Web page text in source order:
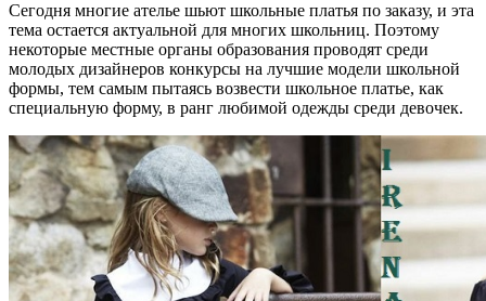
Сегодня многие ателье шьют школьные платья по заказу, и эта
тема остается актуальной для многих школьниц. Поэтому
некоторые местные органы образования проводят среди
молодых дизайнеров конкурсы на лучшие модели школьной
формы, тем самым пытаясь возвести школьное платье, как
специальную форму, в ранг любимой одежды среди девочек.